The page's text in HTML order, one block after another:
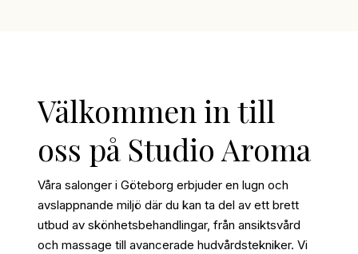
Välkommen in till
oss på Studio Aroma
Våra salonger i Göteborg erbjuder en lugn och
avslappnande miljö där du kan ta del av ett brett
utbud av skönhetsbehandlingar, från ansiktsvård
och massage till avancerade hudvårdstekniker. Vi